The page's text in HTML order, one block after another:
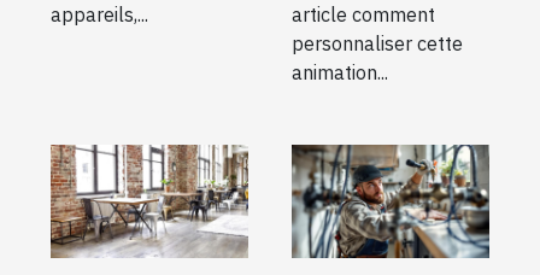
appareils,...
article comment
personnaliser cette
animation...